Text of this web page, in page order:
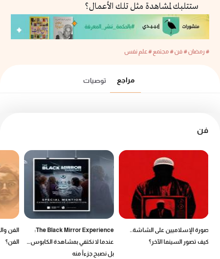
ستتلبك لمشاهدة مثل تلك الأعمال؟
# رمضان# فن# مجتمع # علم نفس
مراجع توصيات
فن
صورة الإسلاميين على الشاشة..
كيف تصور السينما الآخر؟
The Black Mirror Experience:
عندما لا نكتفي بمشاهدة الكابوس…
بل نصبح جزءاً منه
الفن
الفن؟